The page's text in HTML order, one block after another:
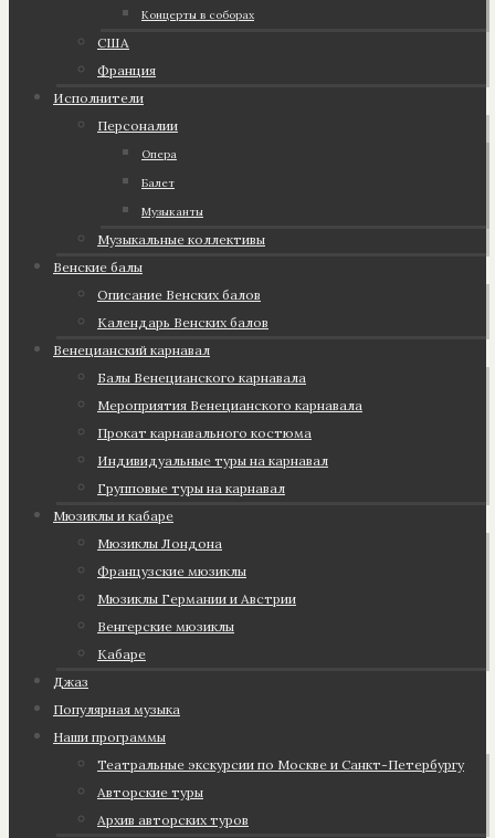
Концерты в соборах
США
Франция
Исполнители
Персоналии
Опера
Балет
Музыканты
Музыкальные коллективы
Венские балы
Описание Венских балов
Календарь Венских балов
Венецианский карнавал
Балы Венецианского карнавала
Мероприятия Венецианского карнавала
Прокат карнавального костюма
Индивидуальные туры на карнавал
Групповые туры на карнавал
Мюзиклы и кабаре
Мюзиклы Лондона
Французские мюзиклы
Мюзиклы Германии и Австрии
Венгерские мюзиклы
Кабаре
Джаз
Популярная музыка
Наши программы
Театральные экскурсии по Москве и Санкт-Петербургу
Авторские туры
Архив авторских туров